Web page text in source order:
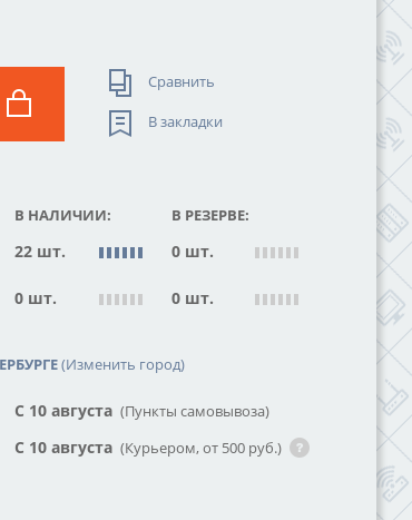
Сравнить
В закладки
В НАЛИЧИИ: В РЕЗЕРВЕ:
22 шт. 0 шт.
0 шт. 0 шт.
(Изменить город)
С 10 августа (Пункты самовывоза)
С 10 августа (Курьером, от 500 руб.)